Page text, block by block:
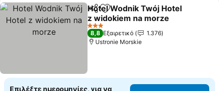
Κοινοποίηση
Προσθήκη στα αγαπημένα
Hotel Wodnik Twój Hotel
z widokiem na morze
3 Αστέρια
8,8 Εξαιρετικό
1.376
Ustronie Morskie
Επιλέξτε ημερομηνίες, για να